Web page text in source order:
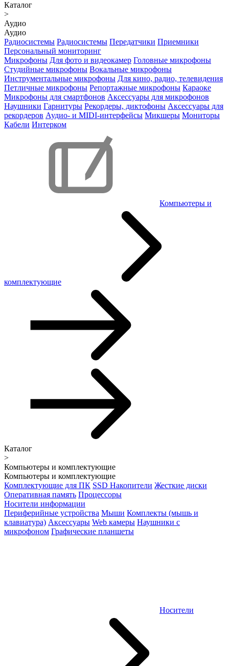
Каталог
>
Аудио
Аудио
Радиосистемы Радиосистемы Передатчики Приемники
Персональный мониторинг
Микрофоны Для фото и видеокамер Головные микрофоны
Студийные микрофоны Вокальные микрофоны
Инструментальные микрофоны Для кино, радио, телевидения
Петличные микрофоны Репортажные микрофоны Караоке
Микрофоны для смартфонов Аксессуары для микрофонов
Наушники Гарнитуры Рекордеры, диктофоны Аксессуары для
рекордеров Аудио- и MIDI-интерфейсы Микшеры Мониторы
Кабели Интерком
Компьютеры и
комплектующие
Каталог
>
Компьютеры и комплектующие
Компьютеры и комплектующие
Комплектующие для ПК SSD Накопители Жесткие диски
Оперативная память Процессоры
Носители информации
Периферийные устройства Мыши Комплекты (мышь и
клавиатура) Аксессуары Web камеры Наушники с
микрофоном Графические планшеты
Носители